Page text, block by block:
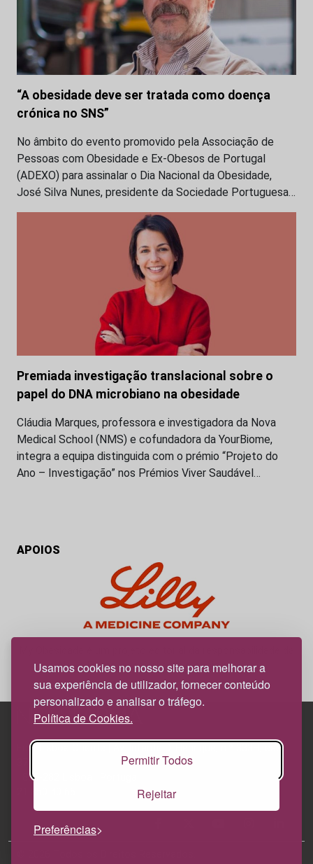
Usamos cookies no nosso site para melhorar a
sua experiência de utilizador, fornecer conteúdo
personalizado e analisar o tráfego.
Política de Cookies.
Permitir Todos
Rejeitar
Preferências
“A obesidade deve ser tratada como doença
crónica no SNS”
No âmbito do evento promovido pela Associação de
Pessoas com Obesidade e Ex-Obesos de Portugal
(ADEXO) para assinalar o Dia Nacional da Obesidade,
José Silva Nunes, presidente da Sociedade Portuguesa…
Premiada investigação translacional sobre o
papel do DNA microbiano na obesidade
Cláudia Marques, professora e investigadora da Nova
Medical School (NMS) e cofundadora da YourBiome,
integra a equipa distinguida com o prémio “Projeto do
Ano – Investigação” nos Prémios Viver Saudável…
APOIOS
News Farma, possível com o apoio da Lilly.
Edif. Lisboa Oriente | Av. Infante D. Henrique, n.º 333H, esc.
1800-282 Lisboa | Portugal